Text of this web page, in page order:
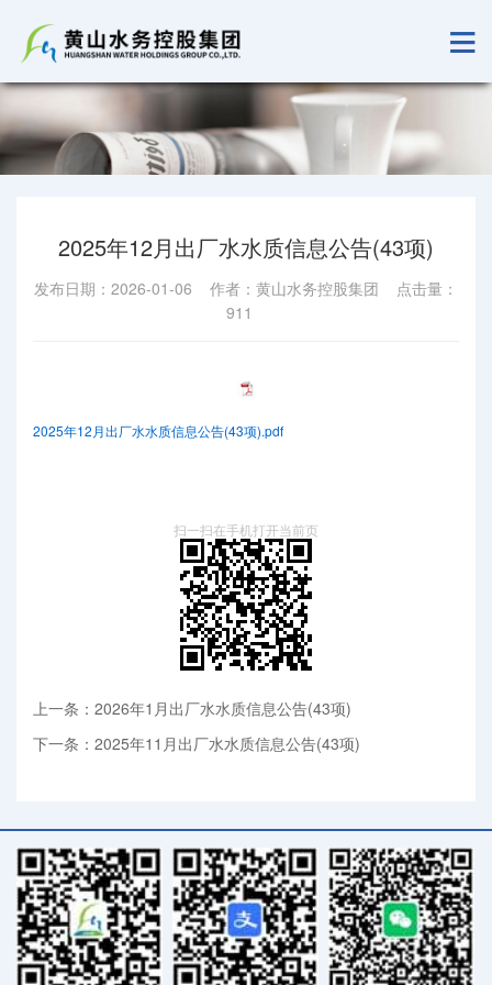
2025年12月出厂水水质信息公告(43项)
发布日期：2026-01-06 作者：黄山水务控股集团 点击量：
911
2025年12月出厂水水质信息公告(43项).pdf
扫一扫在手机打开当前页
上一条：2026年1月出厂水水质信息公告(43项)
下一条：2025年11月出厂水水质信息公告(43项)